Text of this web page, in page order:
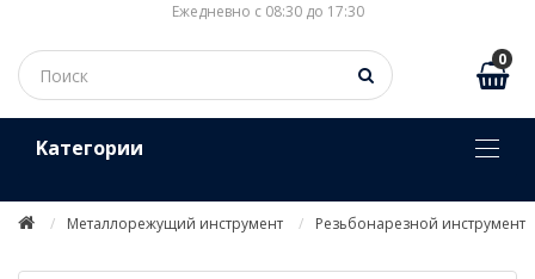
Ежедневно с 08:30 до 17:30
0
Kатегории
Металлорежущий инструмент Резьбонарезной инструмент